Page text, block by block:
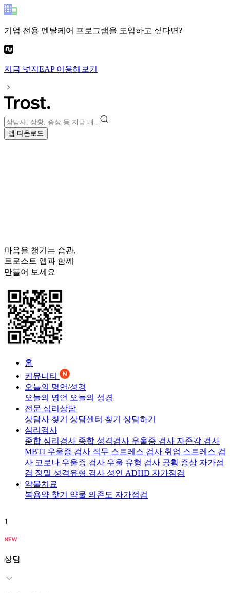
기업 전용 멘탈케어 프로그램을 도입하고 싶다면?
지금 넛지EAP이용해보기
앱 다운로드
마음을 챙기는 습관,
트로스트 앱과 함께
만들어 보세요
홈
커뮤니티
오늘의 명언/성경
오늘의 명언 오늘의 성경
전문 심리상담
상담사 찾기 상담센터 찾기 상담하기
심리검사
종합 심리검사 종합 성격검사 우울증 검사 자존감 검사
MBTI 우울증 검사 직무 스트레스 검사 취업 스트레스 검
사 코로나 우울증 검사 우울 유형 검사 공황 증상 자가점
검 정밀 성격유형 검사 성인 ADHD 자가점검
약물치료
복용약 찾기 약물 의존도 자가점검
1
상담